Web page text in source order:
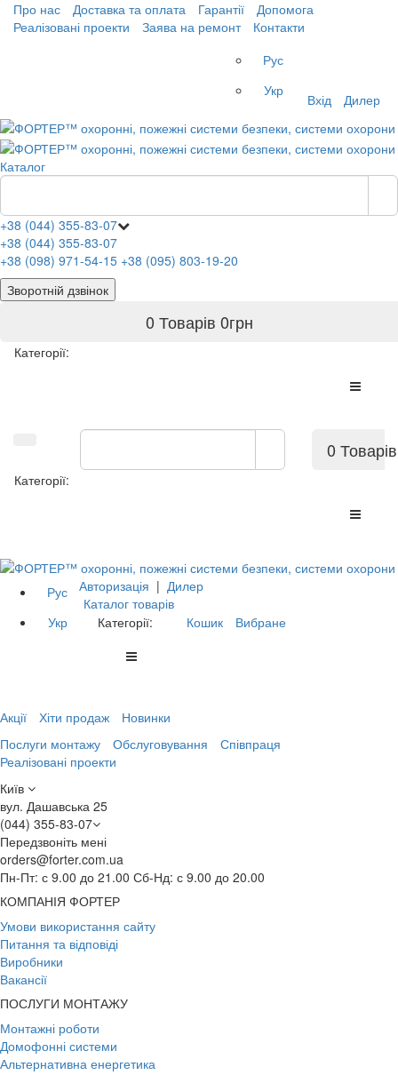
Про нас Доставка та оплата Гарантії
Допомога
Реалізовані проекти
Заява на ремонт
Контакти
Рус
Укр
Вхід Дилер
Каталог
+38 (044) 355-83-07
+38 (044) 355-83-07
+38 (098) 971-54-15 +38 (095) 803-19-20
Зворотній дзвінок
0 Товарів 0грн
Категорії:
0 Товарів
Категорії:
Рус
Укр
Авторизація | Дилер
Каталог товарів
Категорії:
Кошик Вибране
Акції Хіти продаж
Новинки
Послуги монтажу
Обслуговування
Співпраця
Реалізовані проекти
Київ
вул. Дашавська 25
(044) 355-83-07
Передзвоніть мені
orders@forter.com.ua
Пн-Пт: с 9.00 до 21.00 Сб-Нд: с 9.00 до 20.00
КОМПАНІЯ ФОРТЕР
Умови використання сайту
Питання та відповіді
Виробники
Вакансії
ПОСЛУГИ МОНТАЖУ
Монтажні роботи
Домофонні системи
Альтернативна енергетика